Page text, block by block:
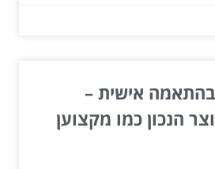
אישית –
הנכון כמו מקצוען